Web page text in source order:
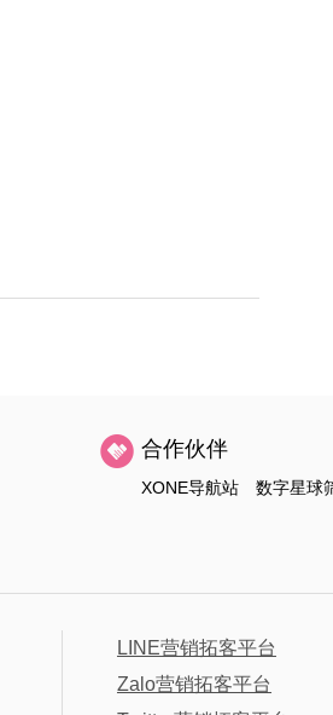
合作伙伴
XONE导航站 数字星球
LINE营销拓客平台
Zalo营销拓客平台